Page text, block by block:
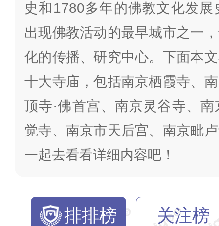
史和1780多年的佛教文化发
出现佛教活动的最早城市之一
化的传播、研究中心。下面本
十大寺庙，包括南京栖霞寺、
顶寺·佛首宫、南京灵谷寺、
觉寺、南京市天后宫、南京毗
一起去看看详细内容吧！
排排榜 关注榜